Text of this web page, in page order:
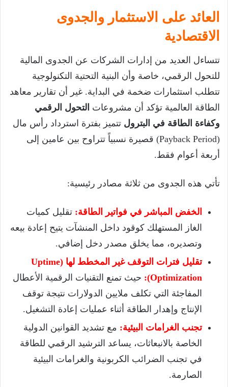
العائد على الاستثمار والجدوى
الاقتصادية
تتساءل العديد من إدارات الشركات عن الجدوى المالية
للتحول الرقمي، خاصة وأن البنية التحتية التكنولوجية
تتطلب استثمارات ضخمة في البداية. غير أن تقارير معاهد
الطاقة العالمية تؤكد أن مشروعات التحول الرقمي
وكفاءة الطاقة في البترول تتميز بفترة استرداد رأس مال
(Payback Period) قصيرة نسبياً تتراوح بين عامين إلى
أربعة أعوام فقط.
تأتي هذه الجدوى من ثلاثة مصادر رئيسية:
الخفض المباشر في فواتير الطاقة: تقليل كميات
الغاز المستهلك كوقود داخل المنشآت يتيح إعادة بيعه
وتصديره، مما يخلق مصدر دخل إضافي.
تقليل فترات التوقف غير المخطط لها (Uptime
Optimization):
حيث تمنع التقنيات الرقمية الأعطال
المفاجئة التي تكلف ملايين الدولارات نتيجة توقف
الإنتاج وإهدار الطاقة أثناء عمليات إعادة التشغيل.
تجنب الغرامات البيئية: مع تشديد القوانين الدولية
الخاصة بالانبعاثات، يساعد الترشيد الرقمي للطاقة
في تجنب الضرائب الكربونية والغرامات البيئية
الصارمة.